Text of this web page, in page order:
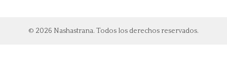
© 2026 Nashastrana. Todos los derechos reservados.